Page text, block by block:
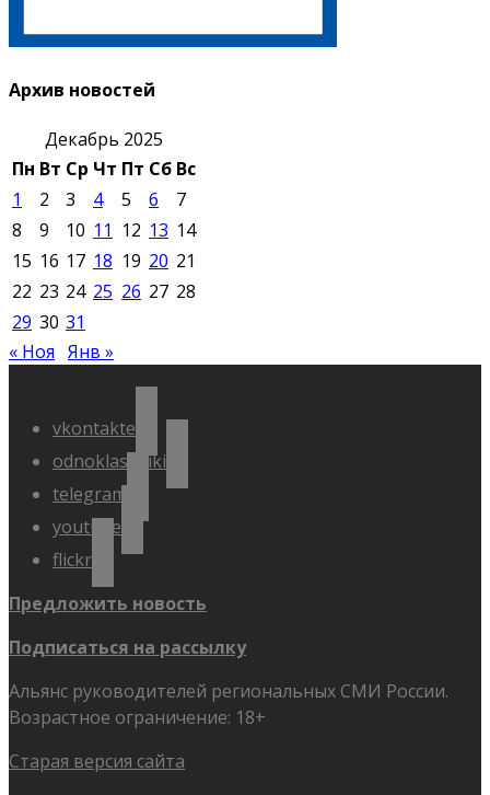
Архив новостей
Декабрь 2025
Пн Вт Ср Чт Пт Сб Вс
1
2 3 4 5 6
7
8
9 10 11 12 13 14
15 16 17 18 19 20 21
22 23 24 25 26 27 28
29 30 31
« Ноя Янв »
vkontakte
odnoklassniki
telegram
youtube
flickr
Предложить новость
Подписаться на рассылку
Альянс руководителей региональных СМИ России.
Возрастное ограничение: 18+
Старая версия сайта